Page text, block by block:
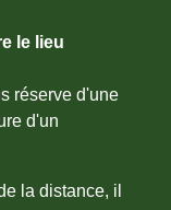
le lieu
réserve d'une
d'un
la distance, il